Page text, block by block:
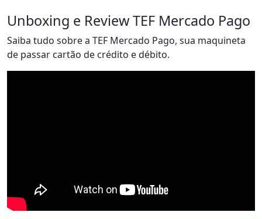
Unboxing e Review TEF Mercado Pago
Saiba tudo sobre a TEF Mercado Pago, sua maquineta
de passar cartão de crédito e débito.